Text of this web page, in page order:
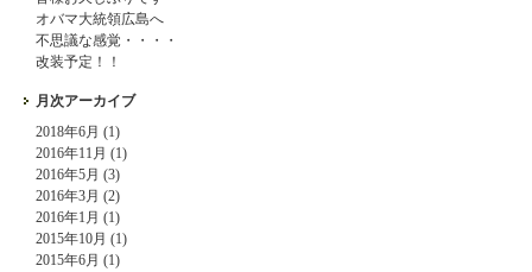
オバマ大統領広島へ
不思議な感覚・・・・
改装予定！！
月次アーカイブ
2018年6月 (1)
2016年11月 (1)
2016年5月 (3)
2016年3月 (2)
2016年1月 (1)
2015年10月 (1)
2015年6月 (1)